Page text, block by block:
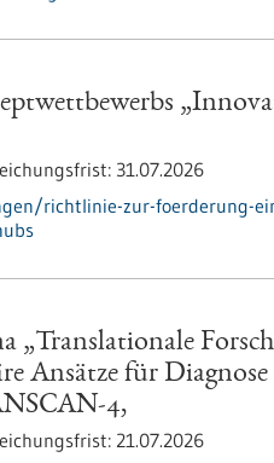
31.07.2026
richtlinie-zur-foerderung-
„Translationale
Ansätze für
4,
21.07.2026